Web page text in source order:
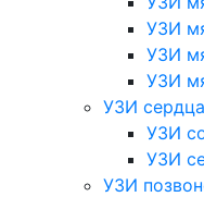
УЗИ
УЗИ
УЗИ
УЗИ сердца
УЗИ
УЗИ
УЗИ